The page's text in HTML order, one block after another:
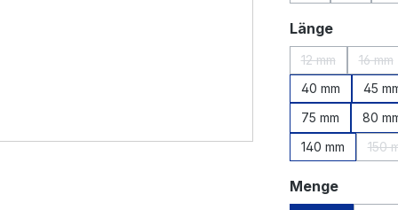
Länge
12 mm 16 mm
40 mm
45
75 mm
80
140 mm
150
Menge